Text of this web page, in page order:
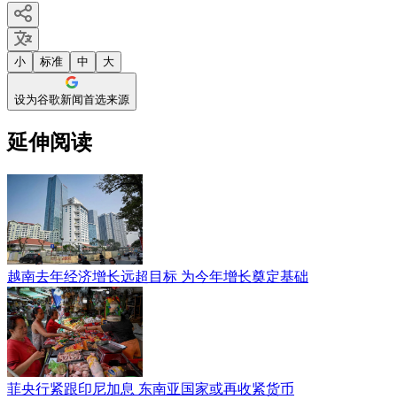
小 标准 中 大
设为谷歌新闻首选来源
延伸阅读
越南去年经济增长远超目标 为今年增长奠定基础
菲央行紧跟印尼加息 东南亚国家或再收紧货币